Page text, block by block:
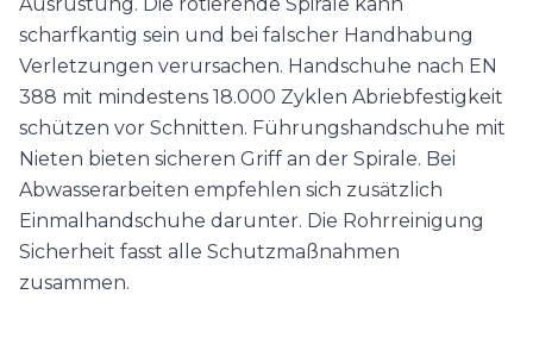
Ausrüstung. Die rotierende Spirale kann
scharfkantig sein und bei falscher Handhabung
Verletzungen verursachen. Handschuhe nach EN
388 mit mindestens 18.000 Zyklen Abriebfestigkeit
schützen vor Schnitten. Führungshandschuhe mit
Nieten bieten sicheren Griff an der Spirale. Bei
Abwasserarbeiten empfehlen sich zusätzlich
Einmalhandschuhe darunter. Die Rohrreinigung
Sicherheit fasst alle Schutzmaßnahmen
zusammen.